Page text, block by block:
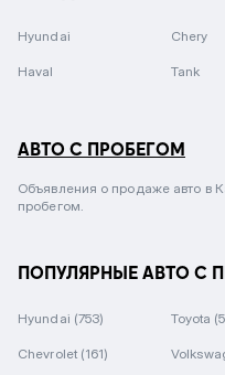
Hyundai Chery
Haval Tank
АВТО С ПРОБЕГОМ
Объявления о продаже авто в
пробегом.
ПОПУЛЯРНЫЕ АВТО С
Hyundai (753) Toyota
Chevrolet (161)